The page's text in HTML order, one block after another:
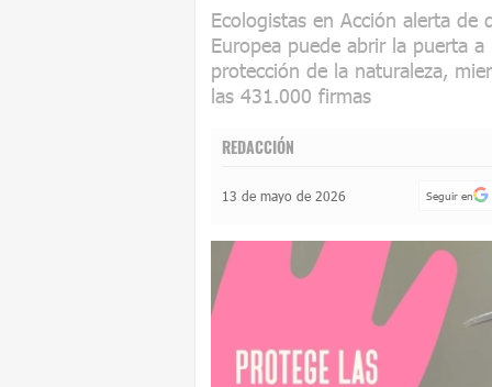
Ecologistas en Acción alerta de
Europea puede abrir la puerta
protección de la naturaleza,
las 431.000 firmas
REDACCIÓN
13 de mayo de 2026 Seguir en